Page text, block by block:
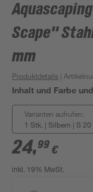
Scape"
mm
Produktdetails |
Inhalt und Farbe
Varianten aufrufen:
1 Stk. | Silbern | S 20
24,99 €
inkl. 19% MwSt.